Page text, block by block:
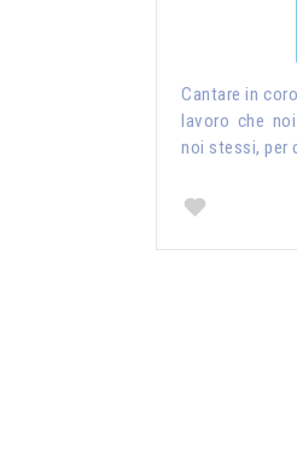
Cantare in
lavoro che
noi stessi, per